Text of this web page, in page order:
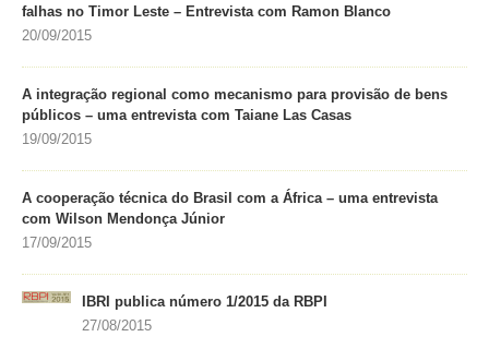
falhas no Timor Leste – Entrevista com Ramon Blanco
20/09/2015
A integração regional como mecanismo para provisão de bens
públicos – uma entrevista com Taiane Las Casas
19/09/2015
A cooperação técnica do Brasil com a África – uma entrevista
com Wilson Mendonça Júnior
17/09/2015
IBRI publica número 1/2015 da RBPI
27/08/2015